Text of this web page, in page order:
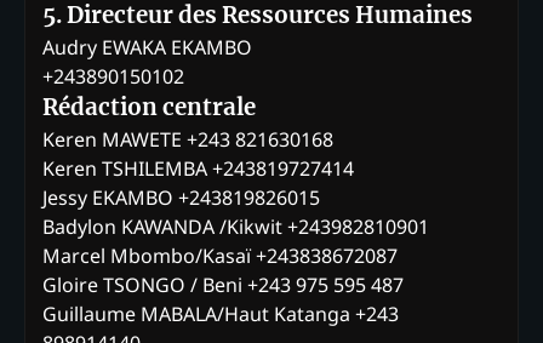
5. Directeur des Ressources Humaines
Audry EWAKA EKAMBO
+243890150102
Rédaction centrale
Keren MAWETE +243 821630168
Keren TSHILEMBA +243819727414
Jessy EKAMBO +243819826015
Badylon KAWANDA /Kikwit +243982810901
Marcel Mbombo/Kasaï +243838672087
Gloire TSONGO / Beni +243 975 595 487
Guillaume MABALA/Haut Katanga +243